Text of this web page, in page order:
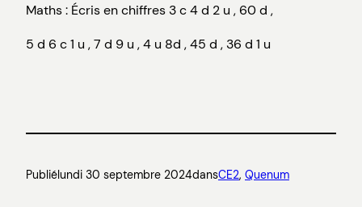
Maths : Écris en chiffres 3 c 4 d 2 u , 60 d ,
5 d 6 c 1 u , 7 d 9 u , 4 u 8d , 45 d , 36 d 1 u
Publiélundi 30 septembre 2024dansCE2, Quenum